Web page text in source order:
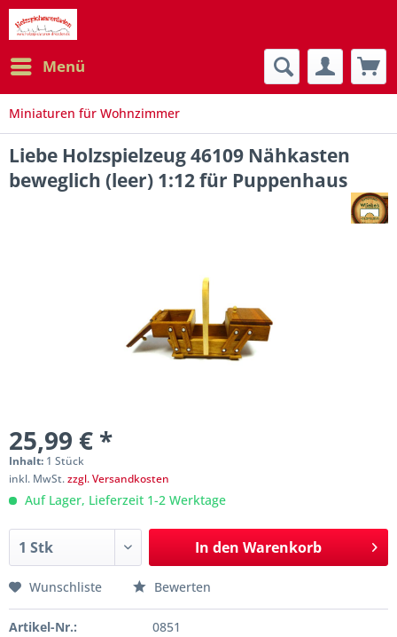
Menü
Miniaturen für Wohnzimmer
Liebe Holzspielzeug 46109 Nähkasten
beweglich (leer) 1:12 für Puppenhaus
25,99 € *
Inhalt: 1 Stück
inkl. MwSt.zzgl. Versandkosten
Auf Lager, Lieferzeit 1-2 Werktage
In den Warenkorb
Wunschliste Bewerten
Artikel-Nr.:
0851